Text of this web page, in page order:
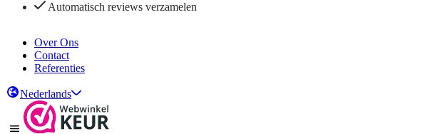
Automatisch reviews verzamelen
Over Ons
Contact
Referenties
Nederlands